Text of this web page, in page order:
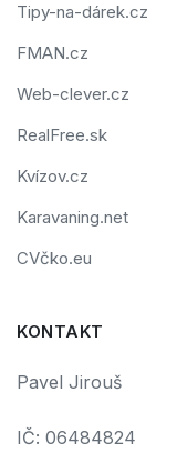
Tipy-na-dárek.cz
FMAN.cz
Web-clever.cz
RealFree.sk
Kvízov.cz
Karavaning.net
CVčko.eu
KONTAKT
Pavel Jirouš
IČ: 06484824